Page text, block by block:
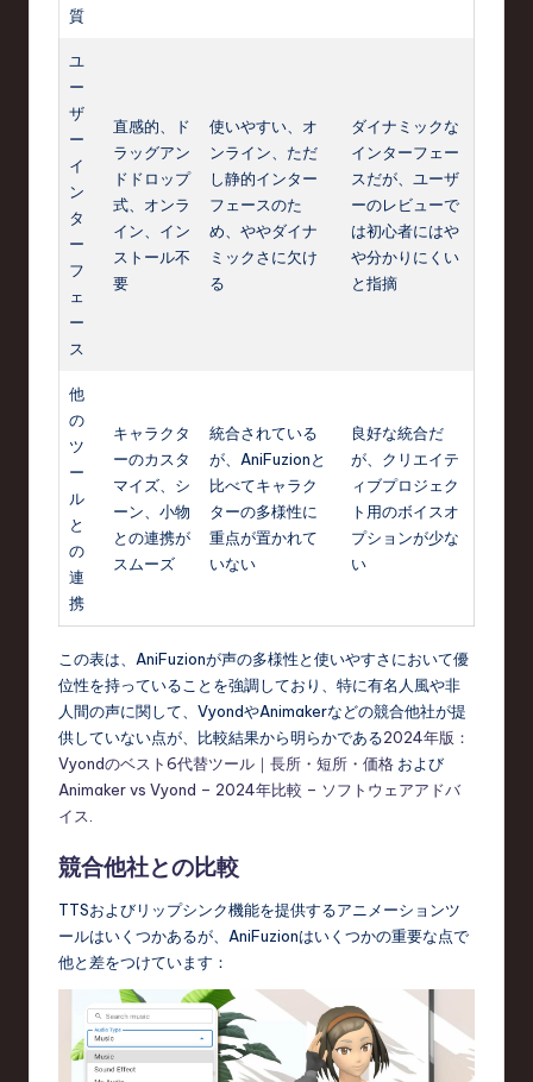
質
ユ
ー
ザ
ー
イ
ン
タ
ー
フ
ェ
ー
ス
直感的、ド
ラッグアン
ドドロップ
式、オンラ
イン、イン
ストール不
要
使いやすい、オ
ンライン、ただ
し静的インター
フェースのた
め、ややダイナ
ミックさに欠け
る
ダイナミックな
インターフェー
スだが、ユーザ
ーのレビューで
は初心者にはや
や分かりにくい
と指摘
他
の
ツ
ー
ル
と
の
連
携
キャラクタ
ーのカスタ
マイズ、シ
ーン、小物
との連携が
スムーズ
統合されている
が、AniFuzionと
比べてキャラク
ターの多様性に
重点が置かれて
いない
良好な統合だ
が、クリエイテ
ィブプロジェク
ト用のボイスオ
プションが少な
い
この表は、AniFuzionが声の多様性と使いやすさにおいて優
位性を持っていることを強調しており、特に有名人風や非
人間の声に関して、VyondやAnimakerなどの競合他社が提
供していない点が、比較結果から明らかである2024年版：
Vyondのベスト6代替ツール｜長所・短所・価格 および
Animaker vs Vyond – 2024年比較 – ソフトウェアアドバ
イス
競合他社との比較
TTSおよびリップシンク機能を提供するアニメーションツ
ールはいくつかあるが、AniFuzionはいくつかの重要な点で
他と差をつけています：